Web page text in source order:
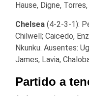
Hause, Digne,
Chelsea (4-2-3-1):
Chilwell; Caicedo,
Nkunku. Ausentes:
James, Lavia,
Partido a